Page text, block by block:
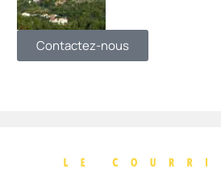
Contactez-nous